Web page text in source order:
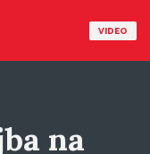
VIDEO
na